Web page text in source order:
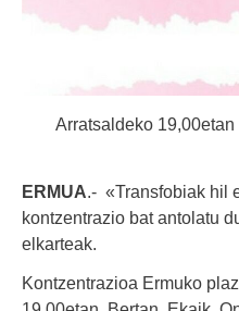
Arratsaldeko
ERMUA .- «Transfobiak hil
kontzentrazio bat antolatu
elkarteak.
Kontzentrazioa Ermuko